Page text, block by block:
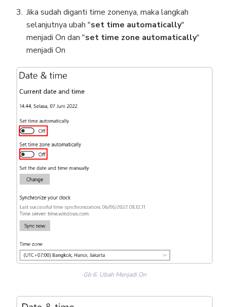
Jika sudah diganti time zonenya, maka langkah
selanjutnya ubah "set time automatically"
menjadi On dan "set time zone automatically"
menjadi On
Gb 6. Ubah Menjadi On